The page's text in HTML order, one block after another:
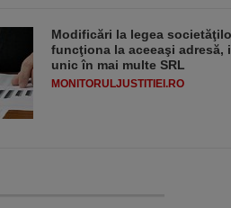
Modificări la legea
funcţiona la aceeaşi adresă,
unic în mai multe SRL
MONITORULJUSTITIEI.RO